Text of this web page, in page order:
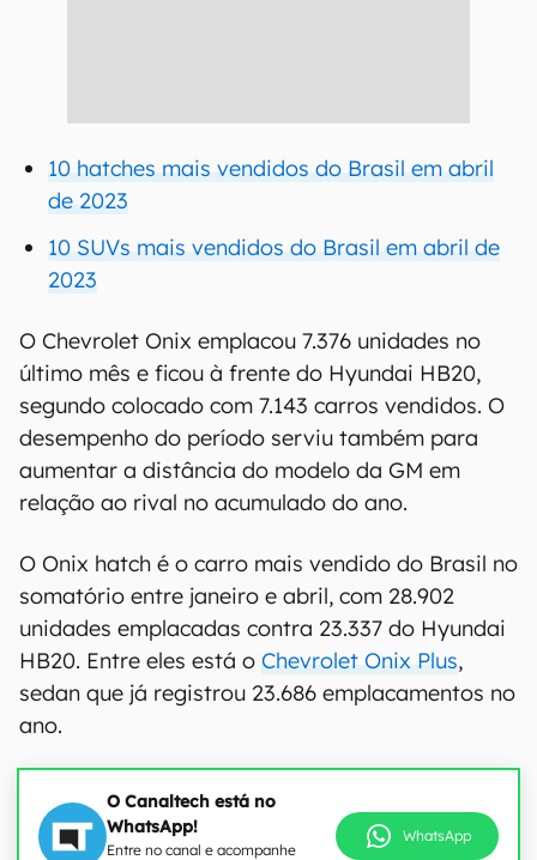
10 hatches mais vendidos do Brasil em abril
de 2023
10 SUVs mais vendidos do Brasil em abril de
2023
O Chevrolet Onix emplacou 7.376 unidades no
último mês e ficou à frente do Hyundai HB20,
segundo colocado com 7.143 carros vendidos. O
desempenho do período serviu também para
aumentar a distância do modelo da GM em
relação ao rival no acumulado do ano.
O Onix hatch é o carro mais vendido do Brasil no
somatório entre janeiro e abril, com 28.902
unidades emplacadas contra 23.337 do Hyundai
HB20. Entre eles está o Chevrolet Onix Plus,
sedan que já registrou 23.686 emplacamentos no
ano.
O Canaltech está no
WhatsApp!
Entre no canal e acompanhe
WhatsApp